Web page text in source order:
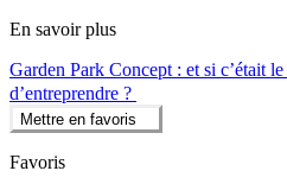
En savoir plus
Garden Park Concept : et si c’était
d’entreprendre ?
Mettre en favoris
Favoris